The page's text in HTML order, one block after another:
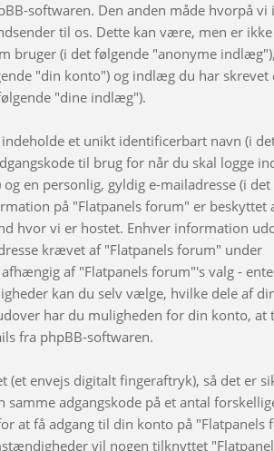
softwaren. Den anden måde hvorpå vi
til os. Dette kan være, men er
bruger (i det følgende "anonyme
"din konto") og indlæg du har
"dine indlæg").
et unikt identificerbart navn (i
til brug for når du skal logge
en personlig, gyldig e-mailadresse (i
på "Flatpanels forum" er beskyttet
hvor vi er hostet. Enhver information
krævet af "Flatpanels forum" under
af "Flatpanels forum"'s valg -
kan du selv vælge, hvilke dele af
har du muligheden for din konto,
fra phpBB-softwaren.
(et envejs digitalt fingeraftryk), så det er
samme adgangskode på et antal
at få adgang til din konto på "Flatpanels
vil nogen tilknyttet